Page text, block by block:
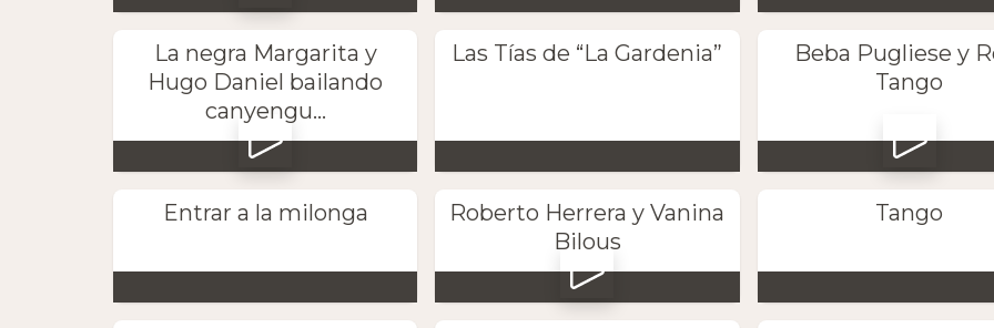
La negra Margarita y
Hugo Daniel bailando
canyengu...
Las Tías de “La Gardenia”
Beba Pugliese y
Tango
Entrar a la milonga
Roberto Herrera y Vanina
Bilous
Tango